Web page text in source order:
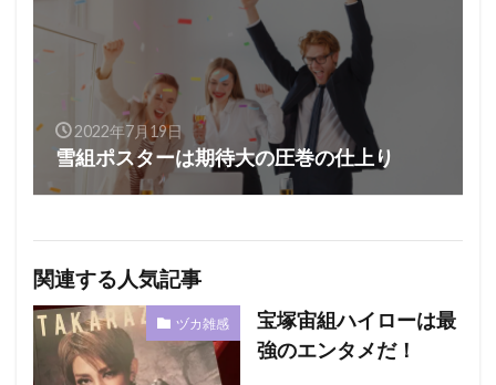
2022年7月19日
雪組ポスターは期待大の圧巻の仕上り
関連する人気記事
ヅカ雑感
宝塚宙組ハイローは最
強のエンタメだ！